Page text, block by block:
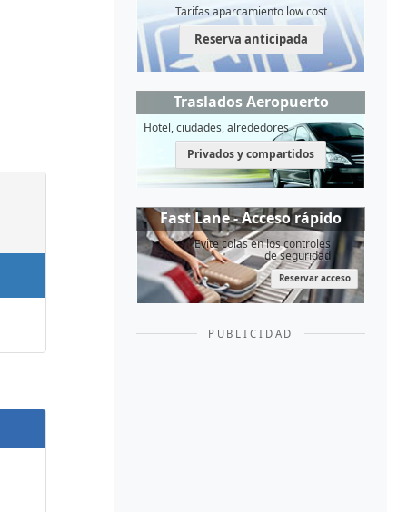
Tarifas aparcamiento low cost
Reserva anticipada
Traslados Aeropuerto
Hotel, ciudades, alrededores
Privados y compartidos
Fast Lane - Acceso rápido
Evite colas en los controles
de seguridad
Reservar acceso
PUBLICIDAD